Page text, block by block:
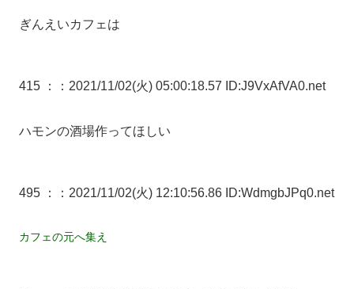
ぎんえいカフェは
415 ： ：2021/11/02(火) 05:00:18.57 ID:J9VxAfVA0.net
ハモンの酒場作ってほしい
495 ： ：2021/11/02(火) 12:10:56.86 ID:WdmgbJPq0.net
カフェの元へ集え